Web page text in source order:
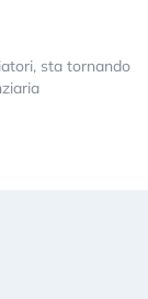
sta tornando